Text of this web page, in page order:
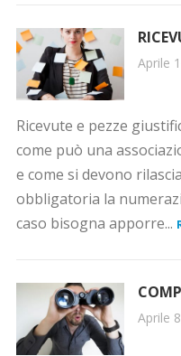
Aprile
Ricevute e pezze
come può una
e come si devono
obbligatoria la
caso bisogna apporre...
Aprile